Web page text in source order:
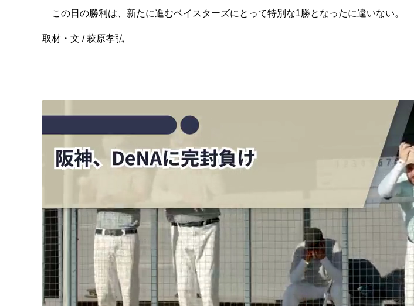
この日の勝利は、新たに進むベイスターズにとって特別な1勝となったに違いない。
取材・文 / 萩原孝弘